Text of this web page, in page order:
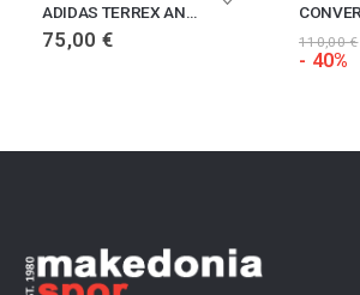
ADIDAS TERREX ANYLANDER
75,00 € 110,00€
- 40%